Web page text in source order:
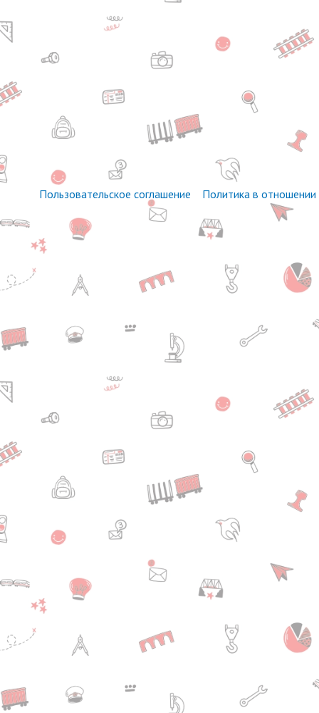
Пользовательское соглашение Политика в